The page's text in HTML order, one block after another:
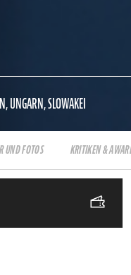
UNGARN, SLOWAKEI
UND FOTOS KRITIKEN &